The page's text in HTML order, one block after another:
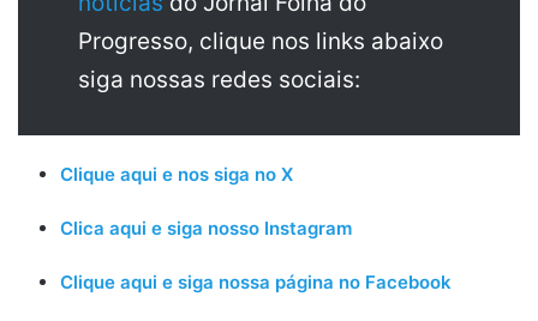
Progresso, clique nos links abaixo
siga nossas redes sociais:
Clique aqui e nos siga no X
Clica aqui e siga nosso Instagram
Clique aqui e siga nossa página no Facebook